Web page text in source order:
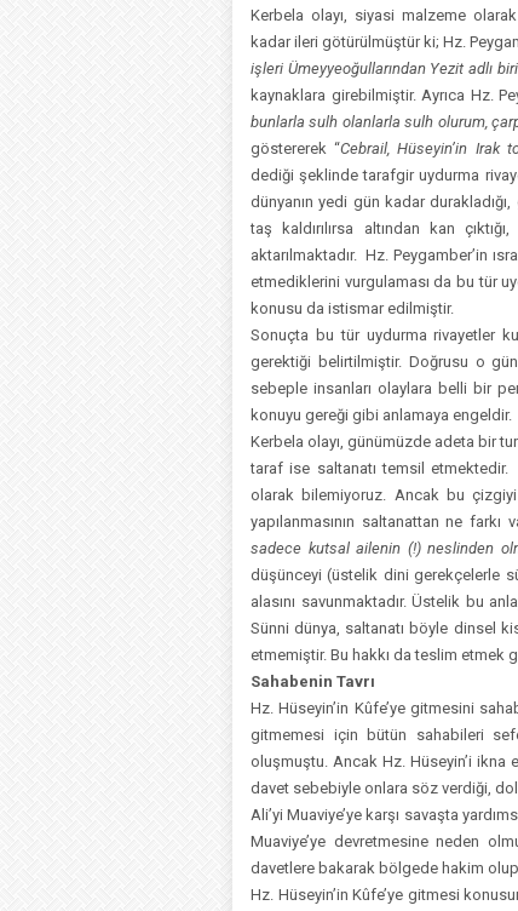
Kerbela olayı, siyasi malzeme
kadar ileri götürülmüştür ki; Hz.
işleri Ümeyyeoğullarından Yezit adlı
kaynaklara girebilmiştir. Ayrıca Hz.
bunlarla sulh olanlarla sulh olurum,
göstererek “Cebrail, Hüseyin’in Irak
dediği şeklinde tarafgir uydurma
dünyanın yedi gün kadar
taş kaldırılırsa altından kan
aktarılmaktadır. Hz. Peygamber’in
etmediklerini vurgulaması da bu tür
konusu da istismar edilmiştir.
Sonuçta bu tür uydurma rivayetler
gerektiği belirtilmiştir. Doğrusu o
sebeple insanları olaylara belli bir
konuyu gereği gibi anlamaya engeldir.
Kerbela olayı, günümüzde adeta bir
taraf ise saltanatı temsil
olarak bilemiyoruz. Ancak bu çizgiyi
yapılanmasının saltanattan ne farkı
sadece kutsal ailenin (!) neslinden
düşünceyi (üstelik dini gerekçelerle
alasını savunmaktadır. Üstelik bu
Sünni dünya, saltanatı böyle dinsel
etmemiştir. Bu hakkı da teslim etmek
Sahabenin Tavrı
Hz. Hüseyin’in Kûfe’ye gitmesini
gitmemesi için bütün sahabileri
oluşmuştu. Ancak Hz. Hüseyin’i ikna
davet sebebiyle onlara söz verdiği,
Ali’yi Muaviye’ye karşı savaşta
Muaviye’ye devretmesine neden
davetlere bakarak bölgede hakim
Hz. Hüseyin’in Kûfe’ye gitmesi